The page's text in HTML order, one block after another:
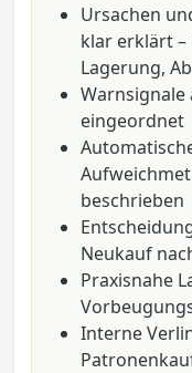
Ursachen
klar erklärt –
Lagerung,
Warnsignale
eingeordnet
beschrieben
Neukauf
Praxisnahe
Interne